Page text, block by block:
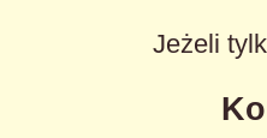
Jeżeli